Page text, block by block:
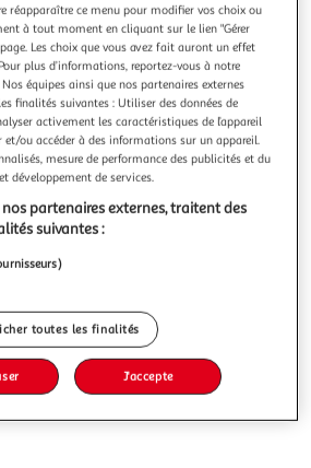
et deux étagères en métal noir
casier2 étagères3 piedsExplorez
Pratique et esthétique, il fusionne
ces deux caractéristiques dans un
se compose d'un compartiment sous
pour ranger votre trousse ou
le prix de ce produit ?
Afficher le prix
réapparaître ce menu pour modifier vos choix ou
à tout moment en cliquant sur le lien "Gérer
Les choix que vous avez fait auront un effet
plus d’informations, reportez-vous à notre
équipes ainsi que nos partenaires externes
finalités suivantes : Utiliser des données de
activement les caractéristiques de l’appareil
et/ou accéder à des informations sur un appareil.
mesure de performance des publicités et du
développement de services.
nos partenaires externes, traitent des
suivantes :
toutes les finalités
J'accepte